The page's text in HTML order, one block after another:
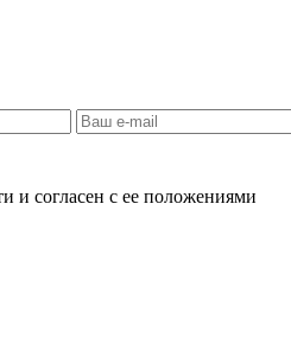
и согласен с ее положениями